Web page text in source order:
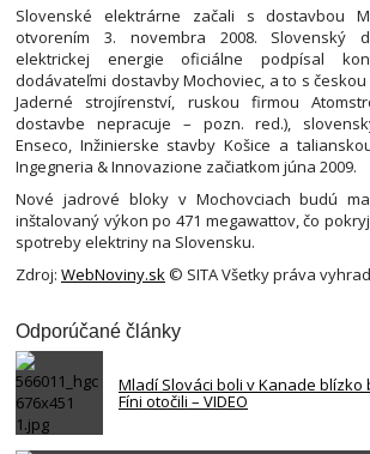
Slovenské elektrárne začali s dostavbou
otvorením 3. novembra 2008. Slovenský
elektrickej energie oficiálne podpísal
dodávateľmi dostavby Mochoviec, a to s
Jaderné strojírenství, ruskou firmou
dostavbe nepracuje – pozn. red.),
Enseco, Inžinierske stavby Košice a
Ingegneria & Innovazione začiatkom júna 2009.
Nové jadrové bloky v Mochovciach budú
inštalovaný výkon po 471 megawattov, čo
spotreby elektriny na Slovensku.
Zdroj: WebNoviny.sk © SITA Všetky práva
Odporúčané články
Mladí Slováci boli v Kanade
Fíni otočili – VIDEO